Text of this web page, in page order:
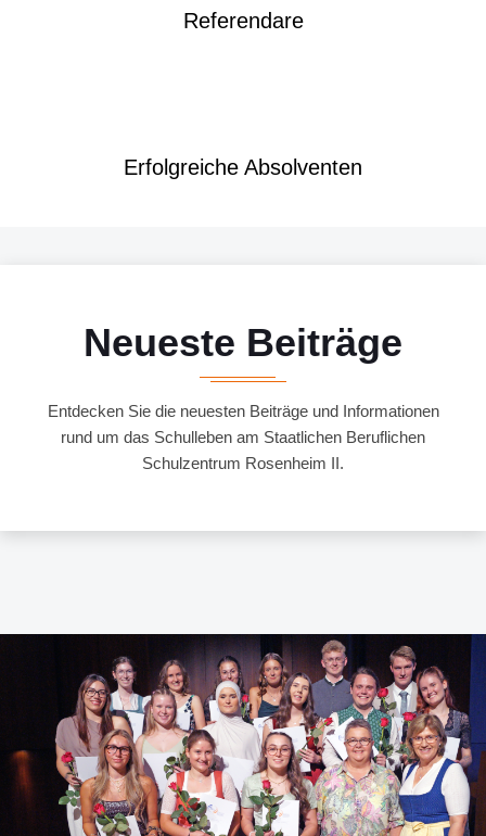
Referendare
Erfolgreiche Absolventen
Neueste Beiträge
Entdecken Sie die neuesten Beiträge und Informationen
rund um das Schulleben am Staatlichen Beruflichen
Schulzentrum Rosenheim II.